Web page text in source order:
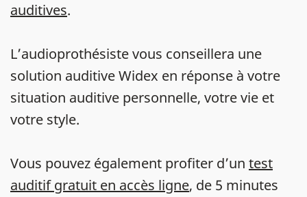
auditives.
L’audioprothésiste vous conseillera une
solution auditive Widex en réponse à votre
situation auditive personnelle, votre vie et
votre style.
Vous pouvez également profiter d’un test
auditif gratuit en accès ligne, de 5 minutes